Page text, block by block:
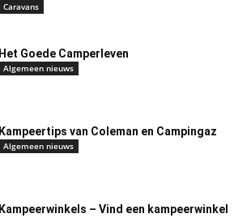
Caravans
Het Goede Camperleven
Algemeen nieuws
Kampeertips van Coleman en Campingaz
Algemeen nieuws
Kampeerwinkels – Vind een kampeerwinkel